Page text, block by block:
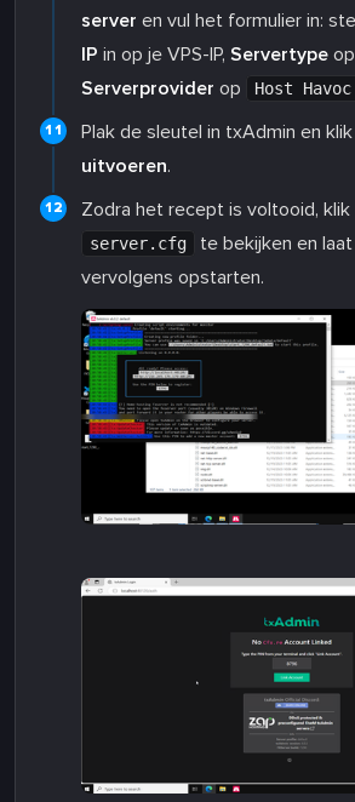
server en vul het formulier in:
IP in op je VPS-IP, Servertype op
Serverprovider op Host Havoc
Plak de sleutel in txAdmin en
uitvoeren.
Zodra het recept is voltooid, klik
server.cfg
te bekijken en
vervolgens opstarten.